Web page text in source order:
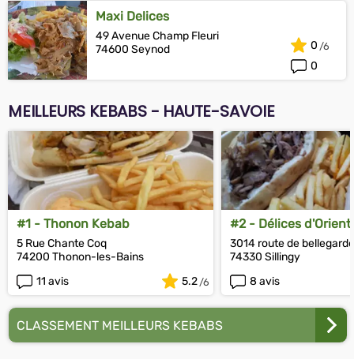
Maxi Delices
49 Avenue Champ Fleuri
74600 Seynod
0
0
MEILLEURS KEBABS - HAUTE-SAVOIE
#1 - Thonon Kebab
5 Rue Chante Coq
74200 Thonon-les-Bains
11 avis
5.2
#2 - Délices d'Orient
3014 route de bellegarde
74330 Sillingy
8 avis
CLASSEMENT MEILLEURS KEBABS